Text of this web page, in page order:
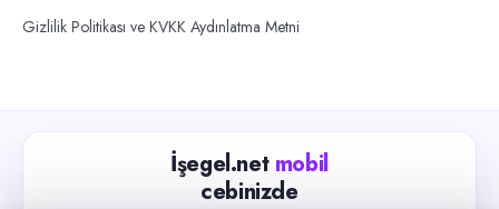
Gizlilik Politikası ve KVKK Aydınlatma Metni
İşegel.net mobil
cebinizde